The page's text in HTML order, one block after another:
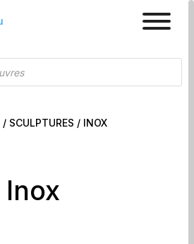
/ SCULPTURES / INOX
Inox